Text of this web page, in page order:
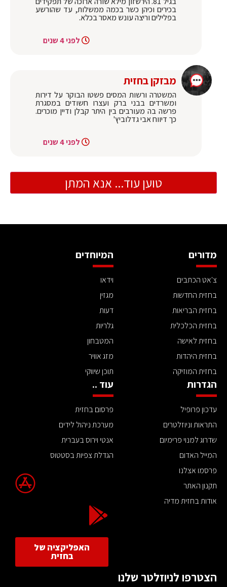
בכירים וכיהן כשר בכמה ממשלות, עד שהורשע
בפלילים וריצה עונש מאסר בכלא.
לפני 4 שנים
מבזקן בחזית
המשטרה ורשות המסים פשטו הבוקר על דירות
ומשרדים בבני ברק ועצרו חשודים במסגרת
פרשה בה מעורבים בין היתר קבלן ודיין מוכרים.
כך דיווח אבי גדלוביץ'
לפני 4 שנים
טוען עוד... אנא המתן
מדורים
צ'אט הכתבים
בחזית החדשות
בחזית הבריאות
בחזית הכלכלית
בחזית לאישה
בחזית היהדות
בחזית המוזיקה
המיוחדים
וידאו
מגזין
דעות
גלריות
המטבחון
מזג אוויר
תוכן שיווקי
הגדרות
עדכון פרופיל
התראות וניוזלטרים
שדרוג למנוי פרימיום
המייל האדום
פרסמו אצלנו
תקנון האתר
אודות בחזית מדיה
עוד ..
פרסום בחזית
מערכת ניהול לידים
אנטי וירוס בעברית
הגדלת צפיות בסטטוס
האפליקציה של
בחזית
הצטרפו לניוזלטר שלנו